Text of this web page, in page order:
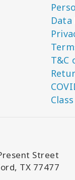
T&C
Street
TX 77477